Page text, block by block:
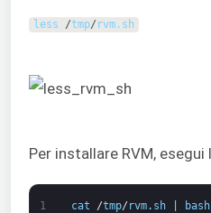
less /tmp/ rvm. sh
Per installare RVM,
1 cat /tmp/ rvm. sh bash